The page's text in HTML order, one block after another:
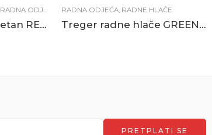
RADNA ODJEĆA
Kišno odijelo poliuretan REGEN
RADNA ODJEĆA RADNE HLAČE
Treger radne hlače GREENLAND plavo-crne